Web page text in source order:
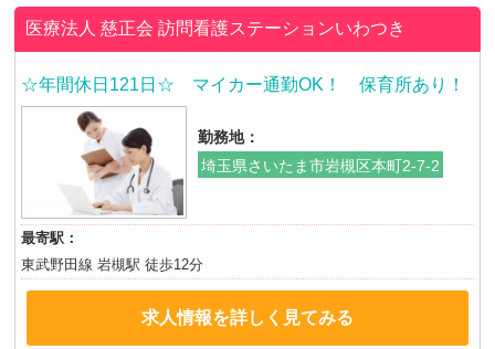
医療法人 慈正会訪問看護ステーションいわつき
☆年間休日121日☆ マイカー通勤OK！ 保育所あり！
勤務地：
埼玉県さいたま市岩槻区本町2-7-2
最寄駅：
東武野田線 岩槻駅 徒歩12分
求人情報を詳しく見てみる